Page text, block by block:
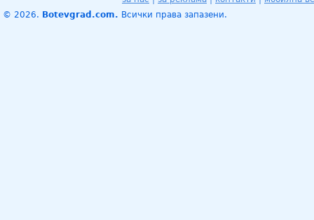
© 2026. Botevgrad.com. Всички права запазени.